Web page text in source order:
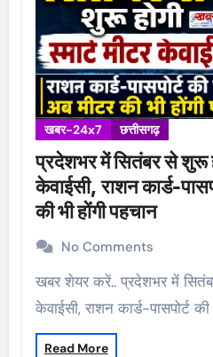
खबर-24x7 छत्तीसगढ़
प्रदेशभर में सितंबर से शुरू
केवाईसी, राशन कार्ड-
की भी होंगी पहचान
No Comments
खबर शेयर करें.. प्रदेशभर में सितंबर से शुरू होगी स्मार्ट मीटर
केवाईसी, राशन कार्ड-पासपोर्ट
Read More